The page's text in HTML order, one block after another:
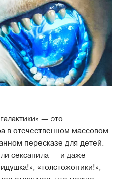
— это
в отечественном массовом
пересказе для детей.
сексапила — и даже
«толстожопики!»,